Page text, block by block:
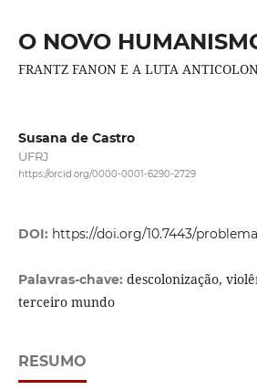
O NOVO
FRANTZ FANON E A LUTA
Susana de Castro
UFRJ
https://orcid.org/0000-0001-6290-2729
DOI: https://doi.org/10.7443/
Palavras-chave: descolonização,
terceiro mundo
RESUMO